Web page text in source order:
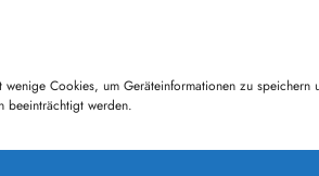
wenige Cookies, um Geräteinformationen zu
beeinträchtigt werden.